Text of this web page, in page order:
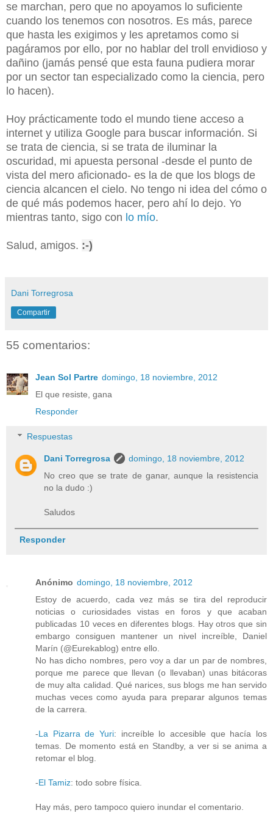
se marchan, pero que no apoyamos lo suficiente
cuando los tenemos con nosotros. Es más, parece
que hasta les exigimos y les apretamos como si
pagáramos por ello, por no hablar del troll envidioso y
dañino (jamás pensé que esta fauna pudiera morar
por un sector tan especializado como la ciencia, pero
lo hacen).
Hoy prácticamente todo el mundo tiene acceso a
internet y utiliza Google para buscar información. Si
se trata de ciencia, si se trata de iluminar la
oscuridad, mi apuesta personal -desde el punto de
vista del mero aficionado- es la de que los blogs de
ciencia alcancen el cielo. No tengo ni idea del cómo o
de qué más podemos hacer, pero ahí lo dejo. Yo
mientras tanto, sigo con lo mío.
Salud, amigos. :-)
Dani Torregrosa
Compartir
55 comentarios:
Jean Sol Partre domingo, 18 noviembre, 2012
El que resiste, gana
Responder
Respuestas
Dani Torregrosa
domingo, 18 noviembre, 2012
No creo que se trate de ganar, aunque la resistencia
no la dudo :)
Saludos
Responder
Anónimo domingo, 18 noviembre, 2012
Estoy de acuerdo, cada vez más se tira del reproducir
noticias o curiosidades vistas en foros y que acaban
publicadas 10 veces en diferentes blogs. Hay otros que sin
embargo consiguen mantener un nivel increíble, Daniel
Marín (@Eurekablog) entre ello.
No has dicho nombres, pero voy a dar un par de nombres,
porque me parece que llevan (o llevaban) unas bitácoras
de muy alta calidad. Qué narices, sus blogs me han servido
muchas veces como ayuda para preparar algunos temas
de la carrera.
-La Pizarra de Yuri: increíble lo accesible que hacía los
temas. De momento está en Standby, a ver si se anima a
retomar el blog.
-El Tamiz: todo sobre física.
Hay más, pero tampoco quiero inundar el comentario.